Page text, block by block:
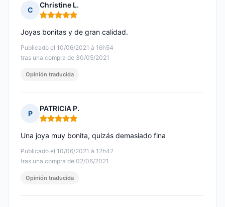
C
Christine L.
Nota: 5 de 5
Publicado el 10/06/2021 à 16h54
tras una compra de 30/05/2021
Joyas bonitas y de gran calidad.
Opinión traducida
P
PATRICIA P.
Nota: 5 de 5
Publicado el 10/06/2021 à 12h42
tras una compra de 02/06/2021
Una joya muy bonita, quizás demasiado fina
Opinión traducida